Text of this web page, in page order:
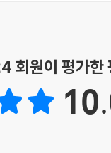
회원이 평가한